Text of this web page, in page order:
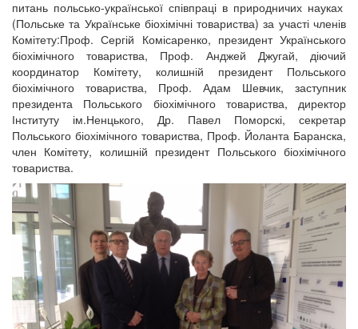
питань польсько-української співпраці в природничих науках
(Польське та Українське біохімічні товариства) за участі членів
Комітету:Проф. Сергій Комісаренко, президент Українського
біохімічного товариства, Проф. Анджей Джугай, діючий
координатор Комітету, колишній президент Польського
біохімічного товариства, Проф. Адам Шевчик, заступник
президента Польського біохімічного товариства, директор
Інституту ім.Ненцького, Др. Павел Поморскі, секретар
Польського біохімічного товариства, Проф. Йоланта Баранска,
член Комітету, колишній президент Польського біохімічного
товариства.